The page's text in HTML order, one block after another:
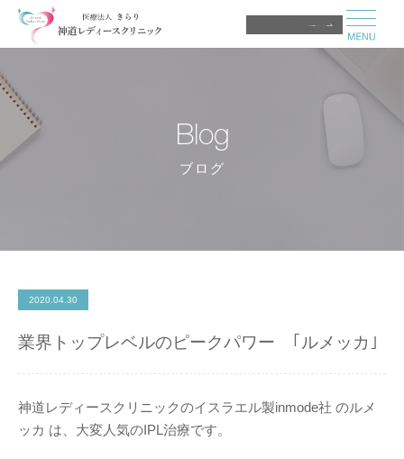
医師募集中
Blog
ブログ
2020.04.30
業界トップレベルのピークパワー ｢ルメッカ｣
神道レディースクリニックのイスラエル製inmode社 のルメ
ッカ は、大変人気のIPL治療です。